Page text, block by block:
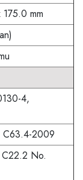
mm
4,
C63.4-2009
No.